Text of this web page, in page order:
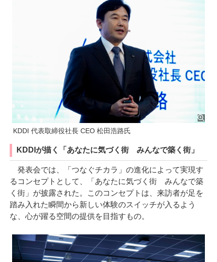
KDDI 代表取締役社長 CEO 松田浩路氏
KDDIが描く「あなたに気づく街 みんなで築く街」
発表会では、「つなぐチカラ」の進化によって実現す
るコンセプトとして、「あなたに気づく街 みんなで築
く街」が披露された。このコンセプトは、来訪者が足を
踏み入れた瞬間から新しい体験のスイッチが入るよう
な、心が躍る空間の提供を目指すもの。